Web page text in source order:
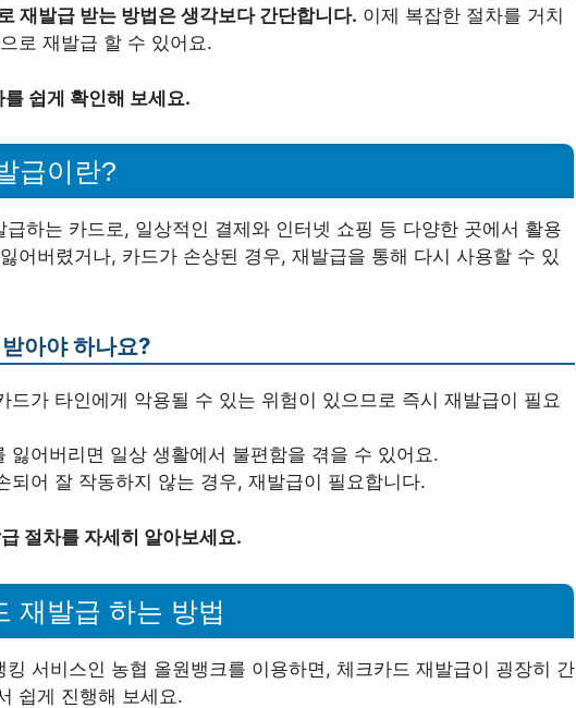
재발급 받는 방법은 생각보다 간단합니다. 이제 복잡한 절차를 거치
로 재발급 할 수 있어요.
쉽게 확인해 보세요.
급이란?
하는 카드로, 일상적인 결제와 인터넷 쇼핑 등 다양한 곳에서 활용
어버렸거나, 카드가 손상된 경우, 재발급을 통해 다시 사용할 수 있
아야 하나요?
드가 타인에게 악용될 수 있는 위험이 있으므로 즉시 재발급이 필요
잃어버리면 일상 생활에서 불편함을 겪을 수 있어요.
되어 잘 작동하지 않는 경우, 재발급이 필요합니다.
절차를 자세히 알아보세요.
재발급 하는 방법
서비스인 농협 올원뱅크를 이용하면, 체크카드 재발급이 굉장히 간
쉽게 진행해 보세요.